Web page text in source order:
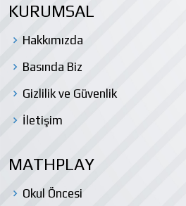
KURUMSAL
Hakkımızda
Basında Biz
Gizlilik ve Güvenlik
İletişim
MATHPLAY
Okul Öncesi